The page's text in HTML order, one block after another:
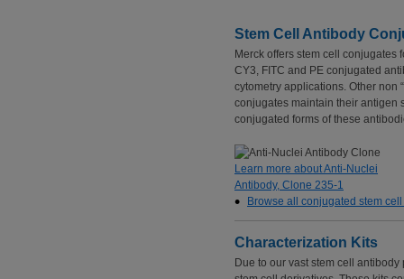
Stem Cell Antibody
Merck offers stem cell conjugates
CY3, FITC and PE conjugated
cytometry applications. Other non
conjugates maintain their antigen
conjugated forms of these
Learn more about Anti-Nuclei
Antibody, Clone 235-1
Browse all conjugated stem
Characterization Kits
Due to our vast stem cell